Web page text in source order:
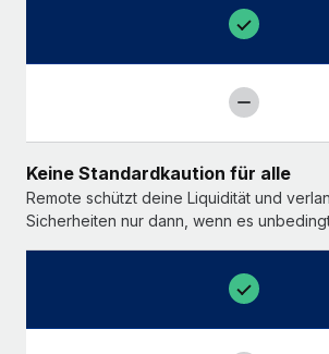
Keine Standardkaution für alle
Remote schützt deine Liquidität und
Sicherheiten nur dann, wenn es